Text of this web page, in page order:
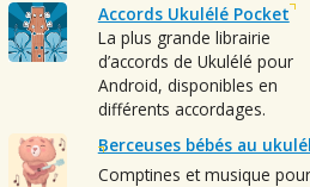
Accords Ukulélé Pocket
La plus grande librairie
d’accords de Ukulélé pour
Android, disponibles en
différents accordages.
Berceuses bébés au
Comptines et musique pour